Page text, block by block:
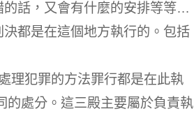
的話，又會有什麼的安排等等…
都是在這個地方執行的。包括
理犯罪的方法罪行都是在此執
的處分。這三殿主要屬於負責執